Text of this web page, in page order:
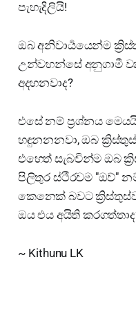
පැහැදිලියි!
ඔබ අනිවාර්‍යයෙන්ම
උන්වහන්සේ අනුගාමී
අදහනවාද?
එසේ නම් ප්‍රශ්නය
හඳුනනනවා, ඔබ
එහෙත් සැබවින්ම ඔබ
පිලිතුර ස්ථීරවම "ඔව්"
කෙනෙක් බවට
ඔය එය අයිති
~ Kithunu LK